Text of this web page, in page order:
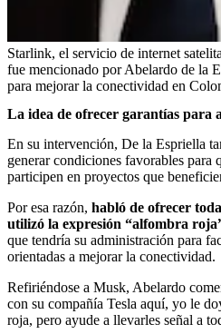
Starlink, el servicio de internet
fue mencionado por Abelardo de la
para mejorar la conectividad en
La idea de ofrecer garantías para
En su intervención, De la Espriella
generar condiciones favorables para
participen en proyectos que
Por esa razón, habló de ofrecer
utilizó la expresión “alfombra
que tendría su administración para
orientadas a mejorar la conectividad.
Refiriéndose a Musk, Abelardo
con su compañía Tesla aquí, yo le
roja, pero ayude a llevarles señal a